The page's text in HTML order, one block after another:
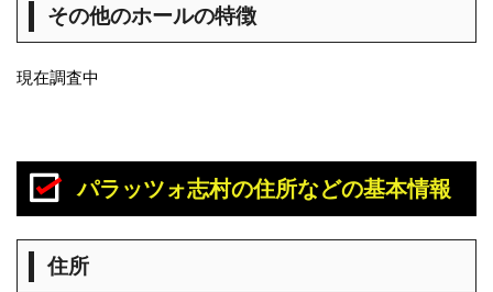
その他のホールの特徴
現在調査中
パラッツォ志村の住所などの基本情報
住所